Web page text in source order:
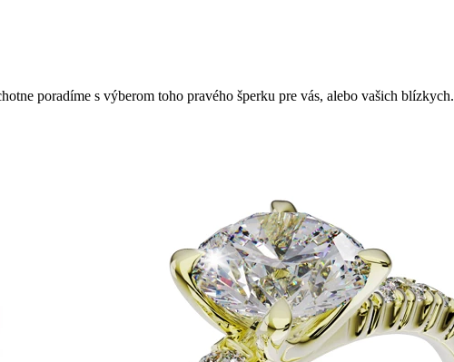
poradíme s výberom toho pravého šperku pre vás, alebo vašich blízkych.